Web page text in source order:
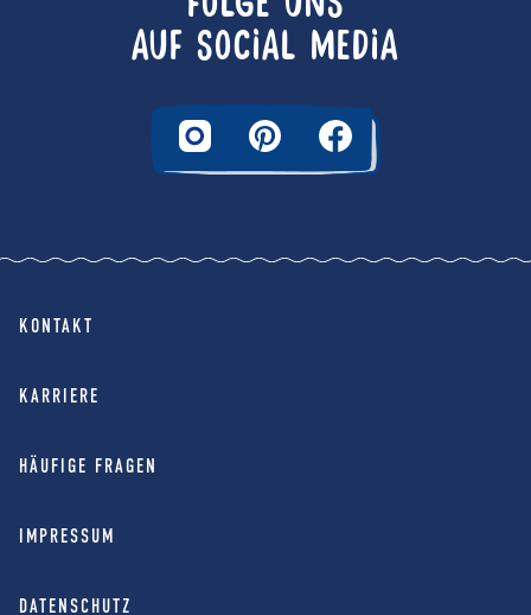
AUF SOCIAL MEDIA
KONTAKT
KARRIERE
HÄUFIGE FRAGEN
IMPRESSUM
DATENSCHUTZ